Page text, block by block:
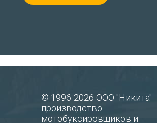
© 1996-2026 ООО "Никита" -
производство
мотобуксировщиков и